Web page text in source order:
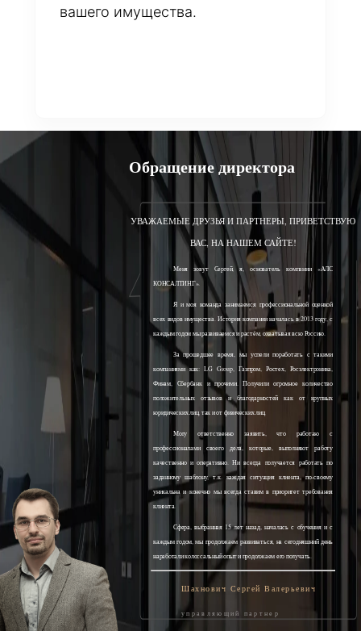
вашего имущества.
Обращение директора
УВАЖАЕМЫЕ ДРУЗЬЯ И ПАРТНЕРЫ, ПРИВЕТСТВУЮ
ВАС, НА НАШЕМ САЙТЕ!
Меня зовут Сергей, я, основатель компании «АЛС
КОНСАЛТИНГ».
Я и моя команда занимаемся профессиональной оценкой
всех видов имущества. История компании началась в 2013 году, с
каждым годом мы развиваемся и растём, охватывая всю Россию.
За прошедшее время, мы успели поработать с такими
компаниями как: LG Group, Газпром, Ростех, Росэлектроника,
Финам, Сбербанк и прочими. Получили огромное количество
положительных отзывов и благодарностей как от крупных
юридических лиц, так и от физических лиц.
Могу ответственно заявить, что работаю с
профессионалами своего дела, которые, выполняют работу
качественно и оперативно. Ни всегда получается работать по
заданному шаблону, т.к. каждая ситуация клиента, по-своему
уникальна и конечно мы всегда ставим в приоритет требования
клиента.
Сфера, выбранная 15 лет назад, началась с обучения и с
каждым годом, мы продолжаем развиваться, на сегодняшний день
наработали колоссальный опыт и продолжаем его получать.
Шахнович Сергей Валерьевич
управляющий партнер